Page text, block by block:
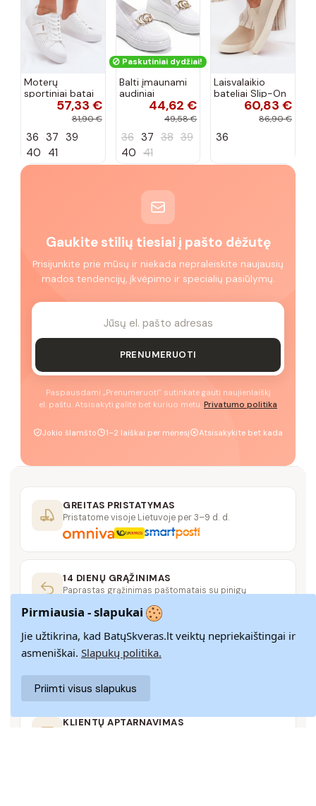
Moterų
sportiniai batai
su ažūro
elementais Big
baltos spalvos
57,33 €
81,90 €
36 37 39
40 41
Paskutiniai dydžiai!
Balti įmaunami
audiniai
sportbačiai su
44,62 €
49,58 €
36 37 38 39
40 41
Laisvalaikio
bateliai Slip-On
Big Star
RR274721 smėlio
60,83 €
86,90 €
36
Gaukite stilių tiesiai į pašto dėžutę
Prisijunkite prie mūsų ir niekada nepraleiskite naujausių
mados tendencijų, įkvėpimo ir specialių pasiūlymų.
PRENUMERUOTI
Paspausdami „Prenumeruoti" sutinkate gauti naujienlaiškį
el. paštu. Atsisakyti galite bet kuriuo metu. Privatumo politika
Jokio šlamšto 1–2 laiškai per mėnesį Atsisakykite bet kada
GREITAS PRISTATYMAS
Pristatome visoje Lietuvoje per 3–9 d. d.
14 DIENŲ GRĄŽINIMAS
Paprastas grąžinimas paštomatais su pinigų
SAUGUS MOKĖJIMAS
SSL šifravimas užtikrina aukščiausią jūsų duomenų
saugumo lygį
KLIENTŲ APTARNAVIMAS
Pirmiausia - slapukai
Jie užtikrina, kad BatųSkveras.lt veiktų nepriekaištingai ir
asmeniškai. Slapukų politika.
Priimti visus slapukus